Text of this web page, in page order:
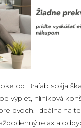
od Brafab spája
výplet, hliníková
dvoch. Ideálna na
relax a